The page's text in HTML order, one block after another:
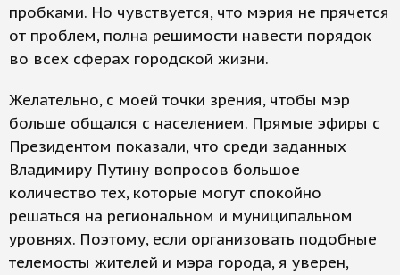
пробками. Но чувствуется, что мэрия не прячется
от проблем, полна решимости навести порядок
во всех сферах городской жизни.
Желательно, с моей точки зрения, чтобы мэр
больше общался с населением. Прямые эфиры с
Президентом показали, что среди заданных
Владимиру Путину вопросов большое
количество тех, которые могут спокойно
решаться на региональном и муниципальном
уровнях. Поэтому, если организовать подобные
телемосты жителей и мэра города, я уверен,